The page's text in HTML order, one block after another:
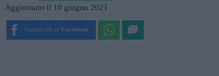
Aggiornato il 10 giugno 2021
Condividi su Facebook